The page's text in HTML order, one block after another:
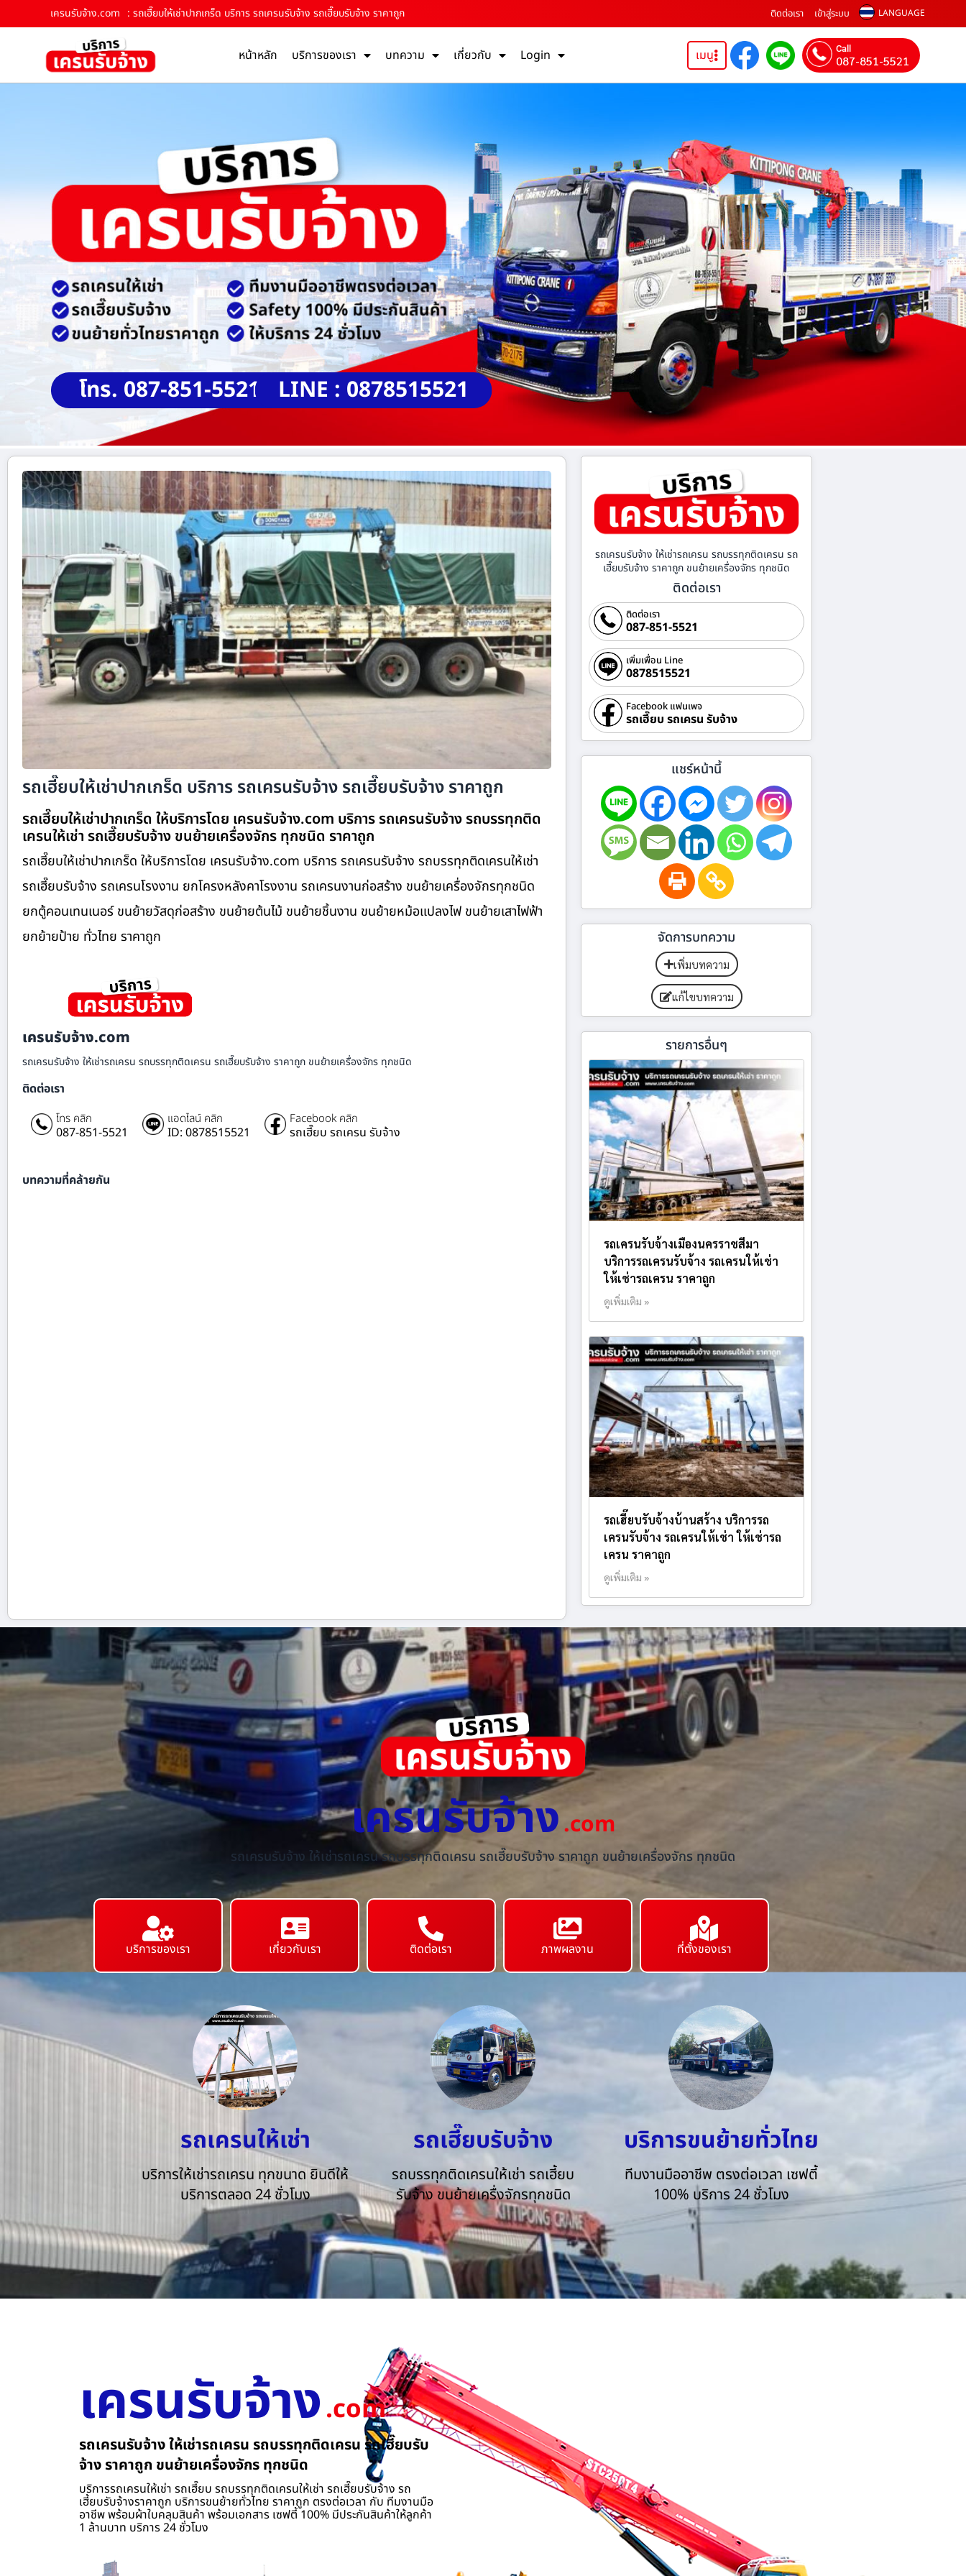
เครนรับจ้าง.com : รถเฮี๊ยบให้เช่าปากเกร็ด บริการ รถเครนรับจ้าง รถเฮี๊ยบรับจ้าง ราคาถูก ติดต่อเรา เข้าสู่ระบบ LANGUAGE
หน้าหลัก บริการของเรา บทความ เกี่ยวกับ Login เมนู Call
087-851-5521
โทร. 087-851-5521 LINE : 0878515521
รถเฮี๊ยบให้เช่าปากเกร็ด บริการ รถเครนรับจ้าง รถเฮี๊ยบรับจ้าง ราคาถูก
รถเฮี๊ยบให้เช่าปากเกร็ด ให้บริการโดย เครนรับจ้าง.com บริการ รถเครนรับจ้าง รถบรรทุกติด
เครนให้เช่า รถเฮี๊ยบรับจ้าง ขนย้ายเครื่องจักร ทุกชนิด ราคาถูก
รถเฮี๊ยบให้เช่าปากเกร็ด ให้บริการโดย เครนรับจ้าง.com บริการ รถเครนรับจ้าง รถบรรทุกติดเครนให้เช่า
รถเฮี๊ยบรับจ้าง รถเครนโรงงาน ยกโครงหลังคาโรงงาน รถเครนงานก่อสร้าง ขนย้ายเครื่องจักรทุกชนิด
ยกตู้คอนเทนเนอร์ ขนย้ายวัสดุก่อสร้าง ขนย้ายต้นไม้ ขนย้ายชิ้นงาน ขนย้ายหม้อแปลงไฟ ขนย้ายเสาไฟฟ้า
ยกย้ายป้าย ทั่วไทย ราคาถูก
เครนรับจ้าง.com
รถเครนรับจ้าง ให้เช่ารถเครน รถบรรทุกติดเครน รถเฮี๊ยบรับจ้าง ราคาถูก ขนย้ายเครื่องจักร ทุกชนิด
ติดต่อเรา
โทร คลิก
087-851-5521
แอดไลน์ คลิก
ID: 0878515521
Facebook คลิก
รถเฮี๊ยบ รถเครน รับจ้าง
บทความที่คล้ายกัน
รถเครนรับจ้าง ให้เช่ารถเครน รถบรรทุกติดเครน รถ
เฮี๊ยบรับจ้าง ราคาถูก ขนย้ายเครื่องจักร ทุกชนิด
ติดต่อเรา
ติดต่อเรา
087-851-5521
เพิ่มเพื่อน Line
0878515521
Facebook แฟนเพจ
รถเฮี๊ยบ รถเครน รับจ้าง
แชร์หน้านี้
จัดการบทความ
เพิ่มบทความ
แก้ไขบทความ
รายการอื่นๆ
รถเครนรับจ้างเมืองนครราชสีมา
บริการรถเครนรับจ้าง รถเครนให้เช่า
ให้เช่ารถเครน ราคาถูก
ดูเพิ่มเติม »
รถเฮี๊ยบรับจ้างบ้านสร้าง บริการรถ
เครนรับจ้าง รถเครนให้เช่า ให้เช่ารถ
เครน ราคาถูก
ดูเพิ่มเติม »
เครนรับจ้าง.com
รถเครนรับจ้าง ให้เช่ารถเครน รถบรรทุกติดเครน รถเฮี๊ยบรับจ้าง ราคาถูก ขนย้ายเครื่องจักร ทุกชนิด
บริการของเรา เกี่ยวกับเรา ติดต่อเรา ภาพผลงาน ที่ตั้งของเรา
รถเครนให้เช่า
บริการให้เช่ารถเครน ทุกขนาด ยินดีให้
บริการตลอด 24 ชั่วโมง
รถเฮี๊ยบรับจ้าง
รถบรรทุกติดเครนให้เช่า รถเฮี้ยบ
รับจ้าง ขนย้ายเครื่งจักรทุกชนิด
บริการขนย้ายทั่วไทย
ทีมงานมืออาชีพ ตรงต่อเวลา เซฟตี้
100% บริการ 24 ชั่วโมง
เครนรับจ้าง.com
รถเครนรับจ้าง ให้เช่ารถเครน รถบรรทุกติดเครน รถเฮี๊ยบรับ
จ้าง ราคาถูก ขนย้ายเครื่องจักร ทุกชนิด
บริการรถเครนให้เช่า รถเฮี๊ยบ รถบรรทุกติดเครนให้เช่า รถเฮี๊ยบรับจ้าง รถ
เฮี้ยบรับจ้างราคาถูก บริการขนย้ายทั่วไทย ราคาถูก ตรงต่อเวลา กับ ทีมงานมือ
อาชีพ พร้อมผ้าใบคลุมสินค้า พร้อมเอกสาร เซฟตี้ 100% มีประกันสินค้าให้ลูกค้า
1 ล้านบาท บริการ 24 ชั่วโมง